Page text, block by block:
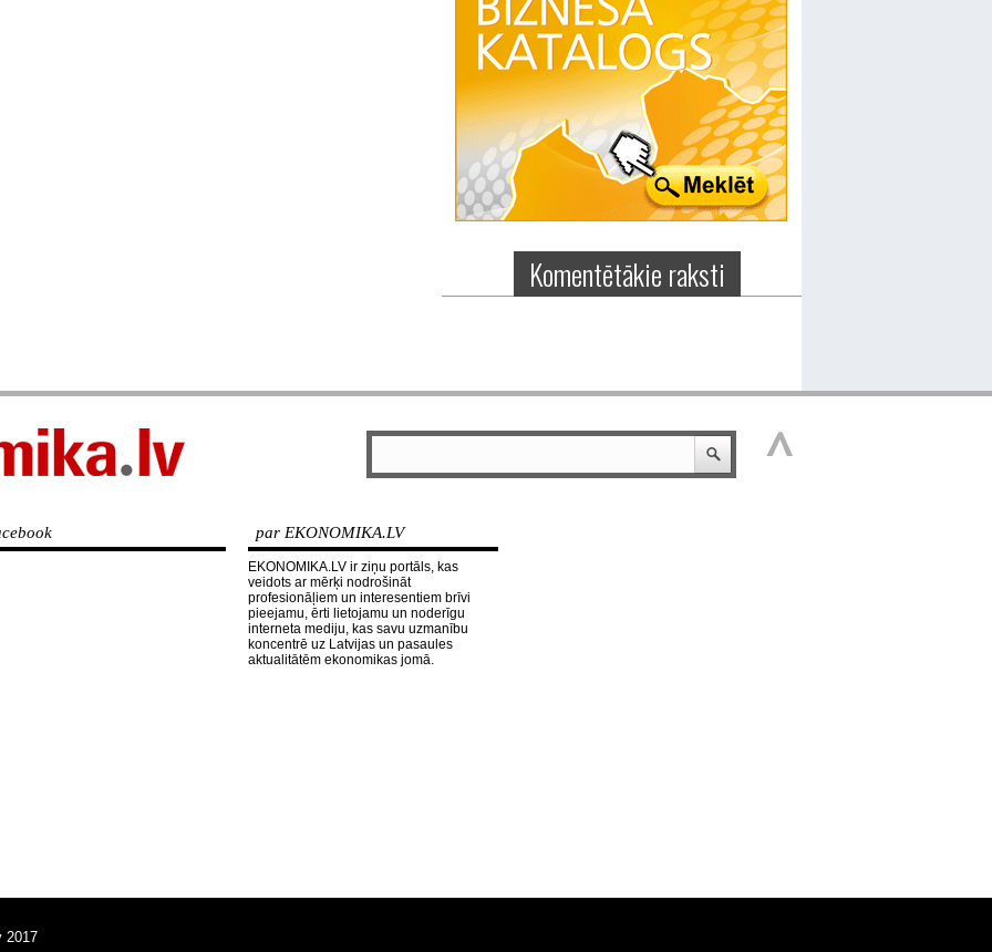
Komentētākie raksti
par EKONOMIKA.LV
EKONOMIKA.LV ir ziņu portāls, kas
veidots ar mērķi nodrošināt
profesionāļiem un interesentiem brīvi
pieejamu, ērti lietojamu un noderīgu
interneta mediju, kas savu uzmanību
koncentrē uz Latvijas un pasaules
aktualitātēm ekonomikas jomā.
2017